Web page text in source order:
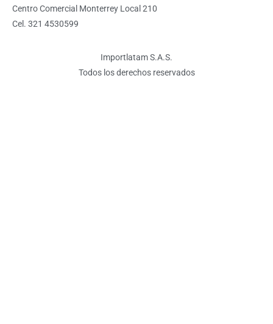
Centro Comercial Monterrey Local 210
Cel. 321 4530599
Importlatam S.A.S.
Todos los derechos reservados